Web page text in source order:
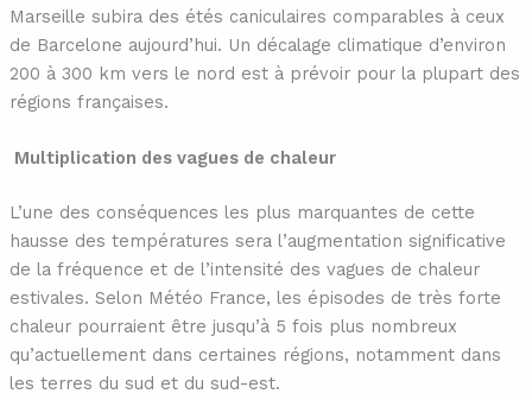
Marseille subira des étés caniculaires comparables à ceux
de Barcelone aujourd’hui. Un décalage climatique d’environ
200 à 300 km vers le nord est à prévoir pour la plupart des
régions françaises.
Multiplication des vagues de chaleur
L’une des conséquences les plus marquantes de cette
hausse des températures sera l’augmentation significative
de la fréquence et de l’intensité des vagues de chaleur
estivales. Selon Météo France, les épisodes de très forte
chaleur pourraient être jusqu’à 5 fois plus nombreux
qu’actuellement dans certaines régions, notamment dans
les terres du sud et du sud-est.